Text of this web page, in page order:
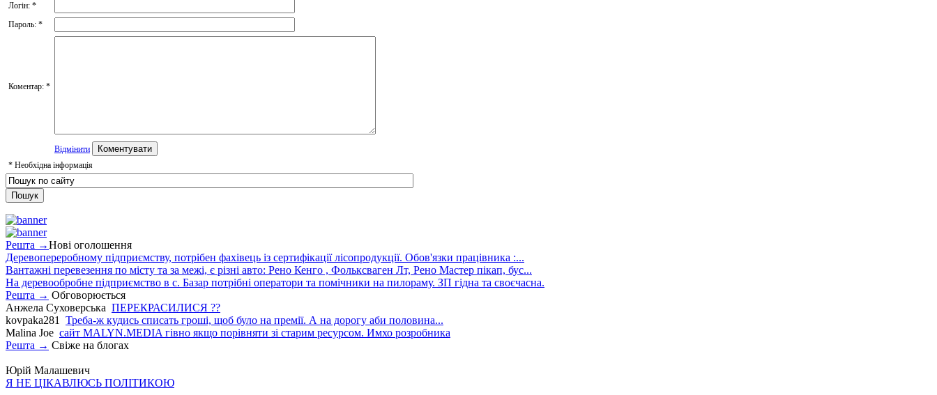
Логін: *
Пароль: *
Коментар: *
Відмінити
* Необхідна інформація
Решта →Нові оголошення
Деревопереробному підприємству, потрібен фахівець із сертифікації лісопродукції. Обов'язки працівника :...
Вантажні перевезення по місту та за межі, є різні авто: Рено Кенго , Фольксваген Лт, Рено Мастер пікап, бус...
На деревообробне підприємство в с. Базар потрібні оператори та помічники на пилораму. ЗП гідна та своєчасна.
Решта → Обговорюється
Анжела Суховерська ПЕРЕКРАСИЛИСЯ ??
kovpaka281
Треба-ж кудись списать гроші, щоб було на премії. А на дорогу аби половина...
Malina Joe сайт MALYN.MEDIA гiвно якщо порiвняти зi старим ресурсом. Имхо розробника
Решта → Свіже на блогах
Юрій Малашевич
Я НЕ ЦІКАВЛЮСЬ ПОЛІТИКОЮ